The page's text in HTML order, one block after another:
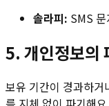
솔라피: SMS
5. 개인정보의
보유 기간이 경과하거